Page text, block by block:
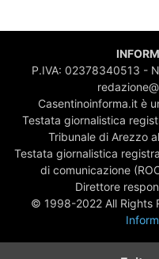
P.IVA: 02378340513 -
Casentinoinforma.it è
Testata giornalistica
Tribunale di Arezzo
Testata giornalistica
di comunicazione
Direttore
© 1998-2022 All Rights